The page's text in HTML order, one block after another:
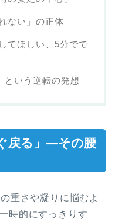
ない」の正体
てほしい、5分でで
という逆転の発想
戻る」—その腰
重さや凝りに悩むよ
時的にすっきりす